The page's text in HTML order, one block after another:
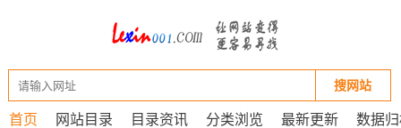
搜网站
首页 网站目录 目录资讯 分类浏览 最新更新 数据